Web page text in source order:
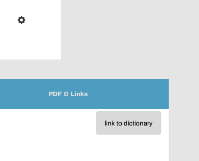
Settings
PDF & Links
link to dictionary